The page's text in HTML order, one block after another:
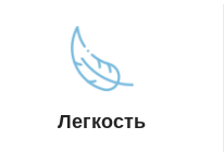
Легкость